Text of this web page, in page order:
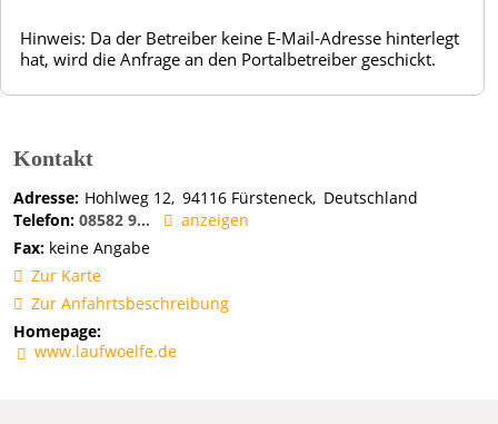
Hinweis: Da der Betreiber keine E-Mail-Adresse hinterlegt
hat, wird die Anfrage an den Portalbetreiber geschickt.
Kontakt
Adresse: Hohlweg 12 94116 Fürsteneck Deutschland
Telefon: 08582 9...
anzeigen
Fax: keine Angabe
Zur Karte
Zur Anfahrtsbeschreibung
Homepage:
www.laufwoelfe.de